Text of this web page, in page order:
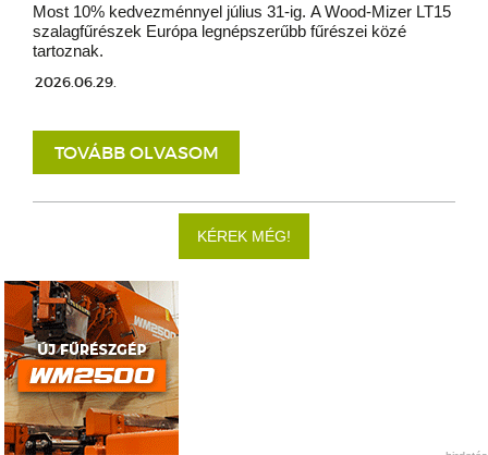
Most 10% kedvezménnyel július 31-ig. A Wood-Mizer LT15
szalagfűrészek Európa legnépszerűbb fűrészei közé
tartoznak.
2026.06.29.
TOVÁBB OLVASOM
KÉREK MÉG!